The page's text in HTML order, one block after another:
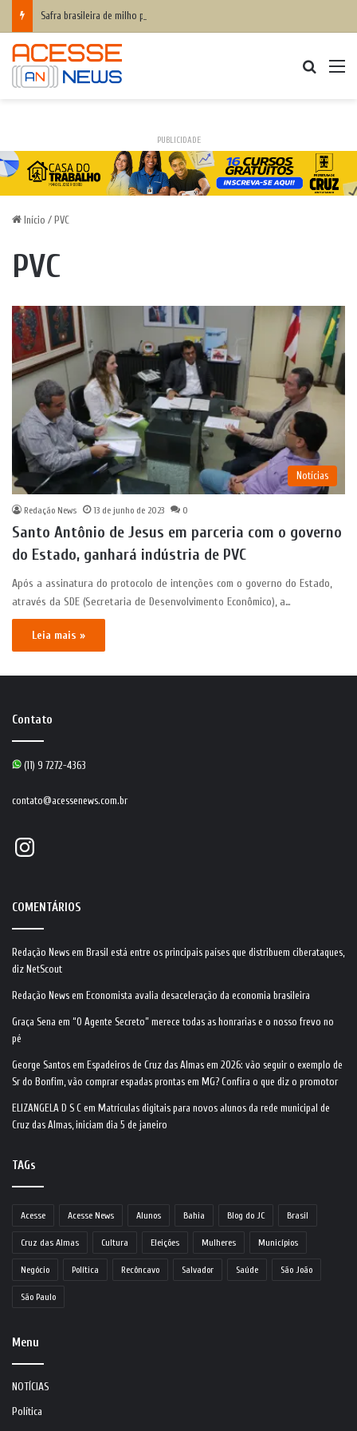
Safra brasileira de milho pode superar 140 milhões de toneladas
PUBLICIDADE
Início / PVC
PVC
Notícias
Redação News 13 de junho de 2023 0
Santo Antônio de Jesus em parceria com o governo
do Estado, ganhará indústria de PVC
Após a assinatura do protocolo de intenções com o governo do Estado,
através da SDE (Secretaria de Desenvolvimento Econômico), a…
Leia mais »
Contato
(11) 9 7272-4363
contato@acessenews.com.br
Instagram
COMENTÁRIOS
Redação News em Brasil está entre os principais países que distribuem ciberataques,
diz NetScout
Redação News em Economista avalia desaceleração da economia brasileira
Graça Sena em “O Agente Secreto” merece todas as honrarias e o nosso frevo no
pé
George Santos em Espadeiros de Cruz das Almas em 2026: vão seguir o exemplo de
Sr do Bonfim, vão comprar espadas prontas em MG? Confira o que diz o promotor
ELIZANGELA D S C em Matrículas digitais para novos alunos da rede municipal de
Cruz das Almas, iniciam dia 5 de janeiro
TAGs
Acesse Acesse News Alunos Bahia Blog do JC Brasil
Cruz das Almas Cultura Eleições Mulheres Municípios
Negócio Política Recôncavo Salvador Saúde São João
São Paulo
Menu
NOTÍCIAS
Política